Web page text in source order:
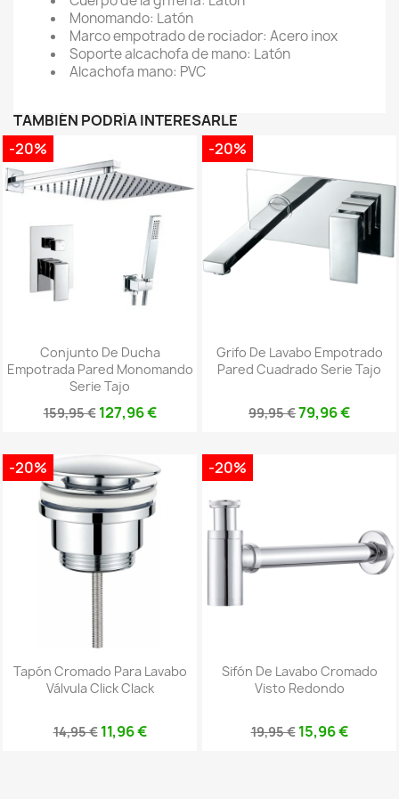
Monomando: Latón
Marco empotrado de rociador: Acero inox
Soporte alcachofa de mano: Latón
Alcachofa mano: PVC
TAMBIÉN PODRÍA INTERESARLE
Conjunto De Ducha
Empotrada Pared Monomando
Serie Tajo
159,95 € 127,96 €
-20%
Grifo De Lavabo Empotrado
Pared Cuadrado Serie Tajo
99,95 €79,96 €
-20%
Tapón Cromado Para Lavabo
Válvula Click Clack
14,95 € 11,96 €
-20%
Sifón De Lavabo Cromado
Visto Redondo
19,95 € 15,96 €
-20%